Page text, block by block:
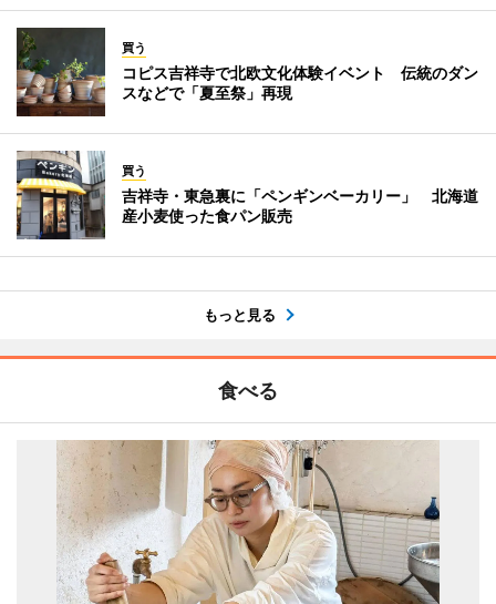
買う
コピス吉祥寺で北欧文化体験イベント 伝統のダン
スなどで「夏至祭」再現
買う
吉祥寺・東急裏に「ペンギンベーカリー」 北海道
産小麦使った食パン販売
もっと見る
食べる